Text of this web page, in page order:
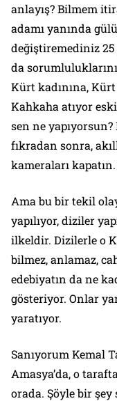
anlayış? Bilmem
adamı yanında
değiştiremediniz
da
Kürt kadınına,
Kahkaha atıyor
sen ne
fıkradan sonra,
kameraları
Ama bu bir tekil
yapılıyor, diziler
ilkeldir. Dizilerle o
bilmez, anlamaz,
edebiyatın da ne
gösteriyor. Onlar
yaratıyor.
Sanıyorum Kemal
Amasya’da, o
orada. Şöyle bir